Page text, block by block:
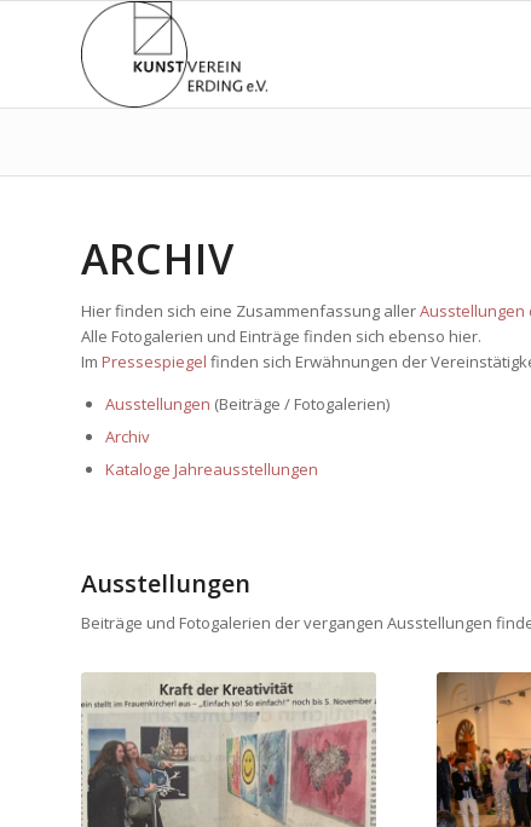
ARCHIV
Hier finden sich eine Zusammenfassung allerAusstellungen
Alle Fotogalerien und Einträge finden sich ebenso hier.
Im Pressespiegel finden sich Erwähnungen der
Ausstellungen (Beiträge / Fotogalerien)
Archiv
Kataloge Jahreausstellungen
Ausstellungen
Beiträge und Fotogalerien der vergangen Ausstellungen